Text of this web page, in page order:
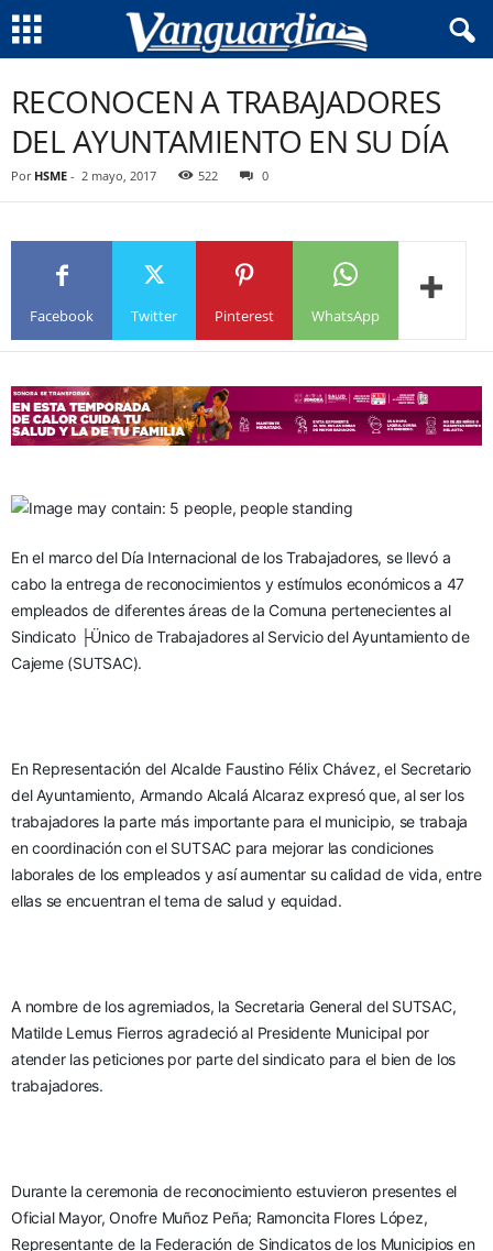
RECONOCEN A TRABAJADORES
DEL AYUNTAMIENTO EN SU DÍA
Por HSME - 2 mayo, 2017 522 0
Facebook Twitter Pinterest WhatsApp
En el marco del Día Internacional de los Trabajadores, se llevó a
cabo la entrega de reconocimientos y estímulos económicos a 47
empleados de diferentes áreas de la Comuna pertenecientes al
Sindicato ├Ünico de Trabajadores al Servicio del Ayuntamiento de
Cajeme (SUTSAC).
En Representación del Alcalde Faustino Félix Chávez, el Secretario
del Ayuntamiento, Armando Alcalá Alcaraz expresó que, al ser los
trabajadores la parte más importante para el municipio, se trabaja
en coordinación con el SUTSAC para mejorar las condiciones
laborales de los empleados y así aumentar su calidad de vida, entre
ellas se encuentran el tema de salud y equidad.
A nombre de los agremiados, la Secretaria General del SUTSAC,
Matilde Lemus Fierros agradeció al Presidente Municipal por
atender las peticiones por parte del sindicato para el bien de los
trabajadores.
Durante la ceremonia de reconocimiento estuvieron presentes el
Oficial Mayor, Onofre Muñoz Peña; Ramoncita Flores López,
Representante de la Federación de Sindicatos de los Municipios en